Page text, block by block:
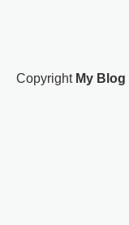
Copyright My Blog